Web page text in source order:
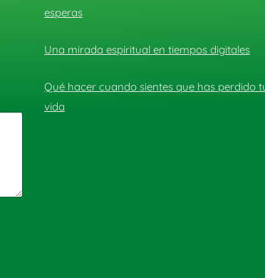
esperas
Una mirada espiritual en tiempos digitales
Qué hacer cuando sientes que has perdido
vida